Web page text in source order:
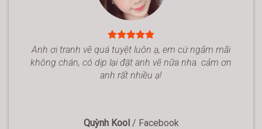
Anh ơi tranh vẽ quá tuyệt luôn ạ, em cứ ngắm mãi
không chán, có dịp lại đặt anh vẽ nữa nha. cảm ơn
anh rất nhiều ạ!
Quỳnh Kool / Facebook